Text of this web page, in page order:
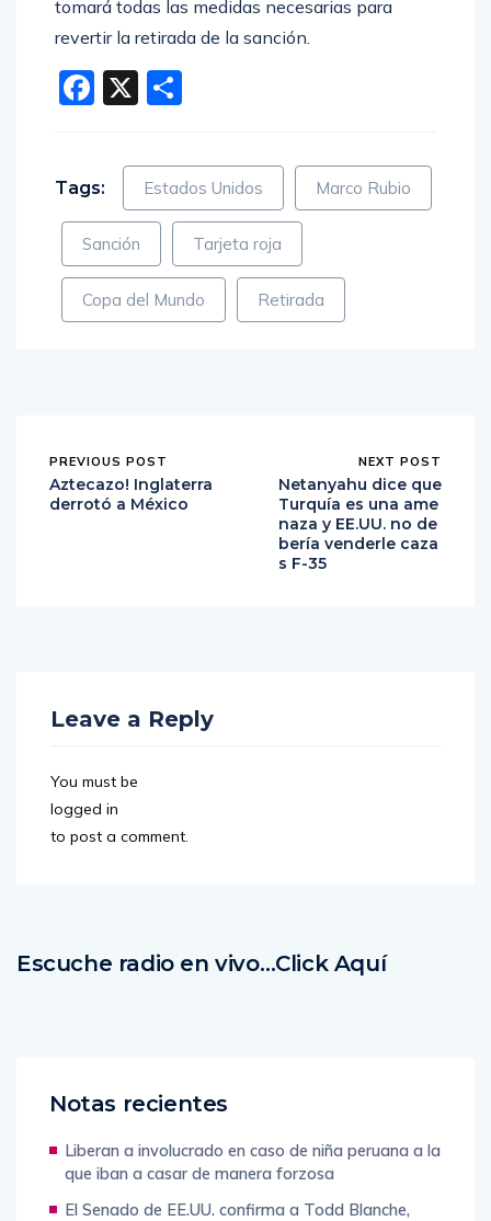
tomará todas las medidas necesarias para
revertir la retirada de la sanción.
Facebook
X
Tags: Estados Unidos Marco Rubio
Sanción Tarjeta roja
Copa del Mundo Retirada
PREVIOUS POST
Aztecazo! Inglaterra
derrotó a México
NEXT POST
Netanyahu dice que
Turquía es una ame
naza y EE.UU. no de
bería venderle caza
s F-35
Leave a Reply
You must be
logged in
to post a comment.
Escuche radio en vivo…Click Aquí
Notas recientes
Liberan a involucrado en caso de niña peruana a la
que iban a casar de manera forzosa
El Senado de EE.UU. confirma a Todd Blanche,